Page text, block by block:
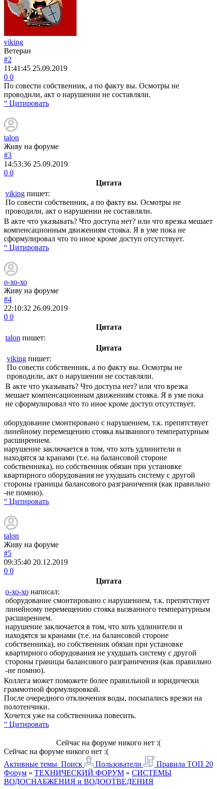
viking
Ветеран
#2
11:41:45 25.09.2019
0 0
По совести собственник, а по факту вы. Осмотры не
проводили, акт о нарушении не составляли.
“ Цитировать
talon
Живу на форуме
#3
14:53:36 25.09.2019
0 0
Цитата
viking пишет:
По совести собственник, а по факту вы. Осмотры не
проводили, акт о нарушении не составляли.
В акте что указывать? Что доступа нет? или что врезка мешает
компенсационным движениям стояка. Я в уме пока не
сформулировал что то иное кроме доступ отсутствует.
“ Цитировать
о-хо-хо
Живу на форуме
#4
22:10:32 26.09.2019
0 0
Цитата
talon пишет:
Цитата
viking пишет:
По совести собственник, а по факту вы. Осмотры не
проводили, акт о нарушении не составляли.
В акте что указывать? Что доступа нет? или что врезка
мешает компенсационным движениям стояка. Я в уме пока
не сформулировал что то иное кроме доступ отсутствует.
оборудование смонтировано с нарушением, т.к. препятствует
линейному перемещению стояка вызванного температурным
расширением.
нарушение заключается в том, что хоть удлинители и
находятся за кранами (т.е. на балансовой стороне
собственника), но собственник обязан при установке
квартирного оборудования не ухудшать систему с другой
стороны границы балансового разграничения (как правильно
-не помню).
“ Цитировать
talon
Живу на форуме
#5
09:35:40 20.12.2019
0 0
Цитата
о-хо-хо написал:
оборудование смонтировано с нарушением, т.к. препятствует
линейному перемещению стояка вызванного температурным
расширением.
нарушение заключается в том, что хоть удлинители и
находятся за кранами (т.е. на балансовой стороне
собственника), но собственник обязан при установке
квартирного оборудования не ухудшать систему с другой
стороны границы балансового разграничения (как правильно
-не помню).
Коллега может поможете более правильной и юридически
граммотной формулировкой.
После очередного отключения воды, посыпались врезки на
полотенчики.
Хочется уже на собственника повесить.
“ Цитировать
Сейчас на форуме никого нет :(
Сейчас на форуме никого нет :(
Активные темы Поиск Пользователи Правила ТОП 20
Форум » ТЕХНИЧЕСКИЙ ФОРУМ » СИСТЕМЫ
ВОДОСНАБЖЕНИЯ и ВОДООТВЕДЕНИЯ